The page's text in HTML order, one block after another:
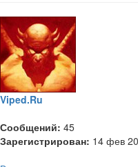
Viped.Ru
Сообщений: 45
Зарегистрирован: 14 фев